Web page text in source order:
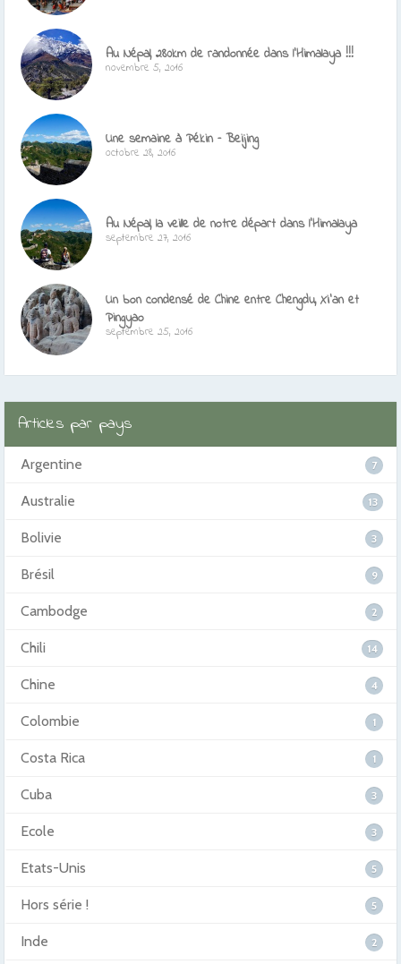
Au Népal, 280km de randonnée dans l’Himalaya !!!
novembre 5, 2016
Une semaine à Pékin – Beijing
octobre 28, 2016
Au Népal, la veille de notre départ dans l’Himalaya
septembre 27, 2016
Un bon condensé de Chine entre Chengdu, Xi’an et
Pingyao
septembre 25, 2016
Articles par pays
Argentine 7
Australie 13
Bolivie 3
Brésil 9
Cambodge 2
Chili 14
Chine 4
Colombie 1
Costa Rica 1
Cuba 3
Ecole 3
Etats-Unis 5
Hors série ! 5
Inde 2